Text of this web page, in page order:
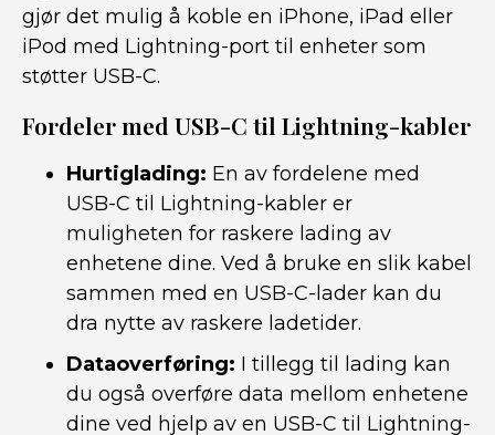
gjør det mulig å koble en iPhone, iPad eller
iPod med Lightning-port til enheter som
støtter USB-C.
Fordeler med USB-C til Lightning-kabler
Hurtiglading: En av fordelene med
USB-C til Lightning-kabler er
muligheten for raskere lading av
enhetene dine. Ved å bruke en slik kabel
sammen med en USB-C-lader kan du
dra nytte av raskere ladetider.
Dataoverføring: I tillegg til lading kan
du også overføre data mellom enhetene
dine ved hjelp av en USB-C til Lightning-